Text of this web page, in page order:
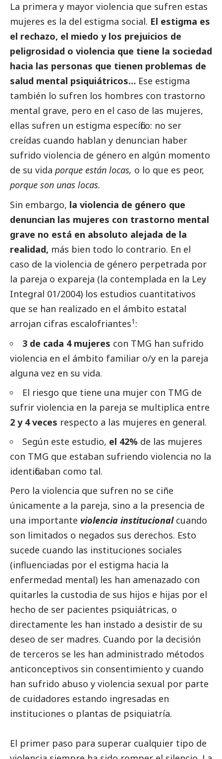
La primera y mayor violencia que sufren estas
mujeres es la del estigma social. El estigma es
el rechazo, el miedo y los prejuicios de
peligrosidad o violencia que tiene la sociedad
hacia las personas que tienen problemas de
salud mental psiquiátricos… Ese estigma
también lo sufren los hombres con trastorno
mental grave, pero en el caso de las mujeres,
ellas sufren un estigma específico: no ser
creídas cuando hablan y denuncian haber
sufrido violencia de género en algún momento
de su vida porque están locas, o lo que es peor,
porque son unas locas.
Sin embargo, la violencia de género que
denuncian las mujeres con trastorno mental
grave no está en absoluto alejada de la
realidad, más bien todo lo contrario. En el
caso de la violencia de género perpetrada por
la pareja o expareja (la contemplada en la Ley
Integral 01/2004) los estudios cuantitativos
que se han realizado en el ámbito estatal
arrojan cifras escalofriantes1 :
3 de cada 4 mujeres con TMG han sufrido
violencia en el ámbito familiar o/y en la pareja
alguna vez en su vida.
El riesgo que tiene una mujer con TMG de
sufrir violencia en la pareja se multiplica entre
2 y 4 veces respecto a las mujeres en general.
Según este estudio, el 42% de las mujeres
con TMG que estaban sufriendo violencia no la
identificaban como tal.
Pero la violencia que sufren no se ciñe
únicamente a la pareja, sino a la presencia de
una importante violencia institucionalcuando
son limitados o negados sus derechos. Esto
sucede cuando las instituciones sociales
(influenciadas por el estigma hacia la
enfermedad mental) les han amenazado con
quitarles la custodia de sus hijos e hijas por el
hecho de ser pacientes psiquiátricas, o
directamente les han instado a desistir de su
deseo de ser madres. Cuando por la decisión
de terceros se les han administrado métodos
anticonceptivos sin consentimiento y cuando
han sufrido abuso y violencia sexual por parte
de cuidadores estando ingresadas en
instituciones o plantas de psiquiatría.
El primer paso para superar cualquier tipo de